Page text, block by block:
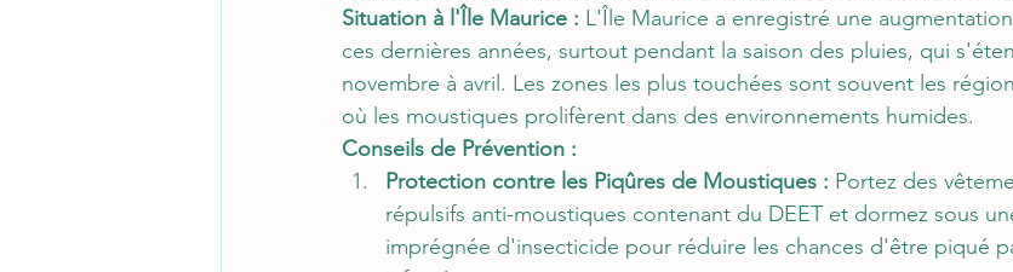
Situation à l'Île Maurice : L'Île Maurice a enregistré une
ces dernières années, surtout pendant la saison des pluies, qui
novembre à avril. Les zones les plus touchées sont souvent les
où les moustiques prolifèrent dans des environnements humides.
Conseils de Prévention :
Protection contre les Piqûres de Moustiques : Portez des
répulsifs anti-moustiques contenant du DEET et dormez sous
imprégnée d'insecticide pour réduire les chances d'être piqué